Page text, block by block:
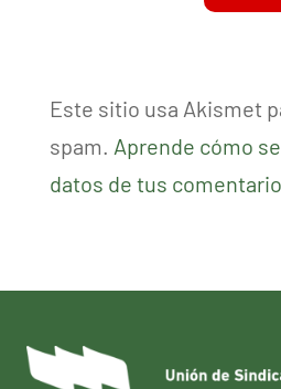
Este sitio usa Akismet
spam. Aprende cómo
datos de tus